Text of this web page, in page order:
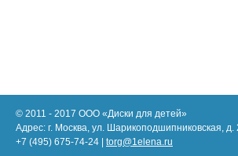
© 2011 - 2017 ООО «Диски для детей»
Адрес: г. Москва, ул. Шарикоподшипниковская, д.
+7 (495) 675-74-24 | torg@1elena.ru